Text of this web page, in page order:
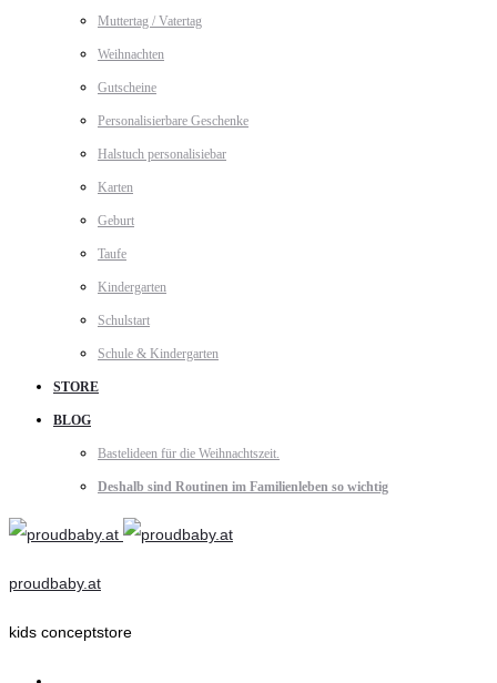
Muttertag / Vatertag
Weihnachten
Gutscheine
Personalisierbare Geschenke
Halstuch personalisiebar
Karten
Geburt
Taufe
Kindergarten
Schulstart
Schule & Kindergarten
STORE
BLOG
Bastelideen für die Weihnachtszeit.
Deshalb sind Routinen im Familienleben so wichtig
proudbaby.at
kids conceptstore